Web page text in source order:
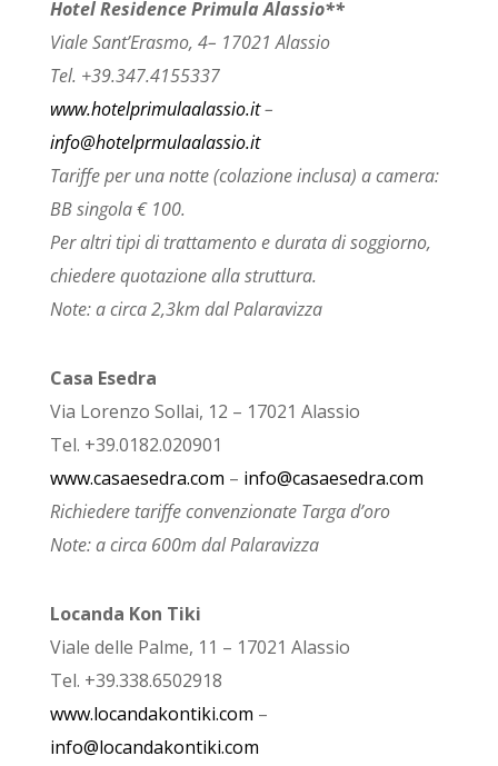
Hotel Residence Primula Alassio**
Viale Sant’Erasmo, 4– 17021 Alassio
Tel. +39.347.4155337
www.hotelprimulaalassio.it–
info@hotelprmulaalassio.it
Tariffe per una notte (colazione inclusa) a camera:
BB singola € 100.
Per altri tipi di trattamento e durata di soggiorno,
chiedere quotazione alla struttura.
Note: a circa 2,3km dal Palaravizza
Casa Esedra
Via Lorenzo Sollai, 12 – 17021 Alassio
Tel. +39.0182.020901
www.casaesedra.com – info@casaesedra.com
Richiedere tariffe convenzionate Targa d’oro
Note: a circa 600m dal Palaravizza
Locanda Kon Tiki
Viale delle Palme, 11 – 17021 Alassio
Tel. +39.338.6502918
www.locandakontiki.com –
info@locandakontiki.com